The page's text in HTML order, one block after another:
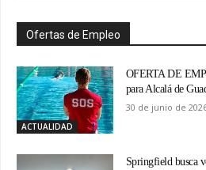
Ofertas de Empleo
ACTUALIDAD
OFERTA DE
para Alcalá de
30 de junio de
Springfield busca